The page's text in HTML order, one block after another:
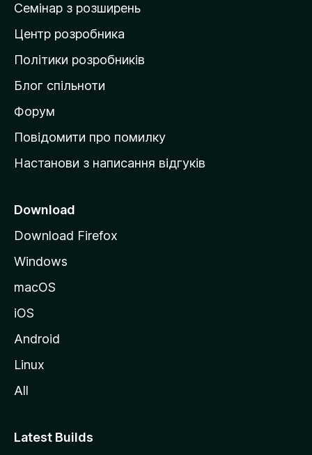
а
д
о
і
в
к
M
z
l
l
Семінар з розширень
Центр розробника
Політики розробників
Блог спільноти
Форум
Повідомити про помилку
Настанови з написання відгуків
Download
Download Firefox
Windows
macOS
iOS
Android
Linux
All
Latest Builds